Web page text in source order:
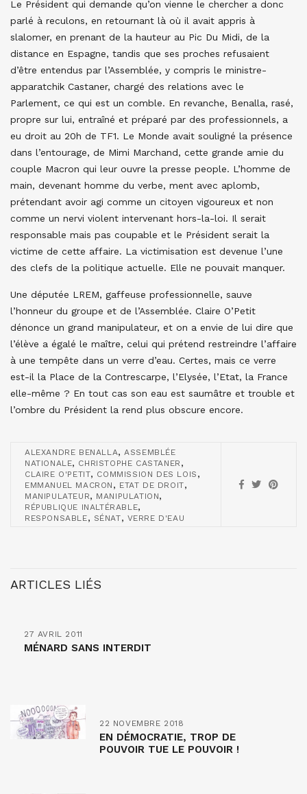
Le Président qui demande qu’on vienne le chercher a donc
parlé à reculons, en retournant là où il avait appris à
slalomer, en prenant de la hauteur au Pic Du Midi, de la
distance en Espagne, tandis que ses proches refusaient
d’être entendus par l’Assemblée, y compris le ministre-
apparatchik Castaner, chargé des relations avec le
Parlement, ce qui est un comble. En revanche, Benalla, rasé,
propre sur lui, entraîné et préparé par des professionnels, a
eu droit au 20h de TF1. Le Monde avait souligné la présence
dans l’entourage, de Mimi Marchand, cette grande amie du
couple Macron qui leur ouvre la presse people. L’homme de
main, devenant homme du verbe, ment avec aplomb,
prétendant avoir agi comme un citoyen vigoureux et non
comme un nervi violent intervenant hors-la-loi. Il serait
responsable mais pas coupable et le Président serait la
victime de cette affaire. La victimisation est devenue l’une
des clefs de la politique actuelle. Elle ne pouvait manquer.
Une députée LREM, gaffeuse professionnelle, sauve
l’honneur du groupe et de l’Assemblée. Claire O’Petit
dénonce un grand manipulateur, et on a envie de lui dire que
l’élève a égalé le maître, celui qui prétend restreindre l’affaire
à une tempête dans un verre d’eau. Certes, mais ce verre
est-il la Place de la Contrescarpe, l’Elysée, l’Etat, la France
elle-même ? En tout cas son eau est saumâtre et trouble et
l’ombre du Président la rend plus obscure encore.
ALEXANDRE BENALLA,ASSEMBLÉE
NATIONALE, CHRISTOPHE CASTANER ,
CLAIRE O'PETIT, COMMISSION DES LOIS ,
EMMANUEL MACRON , ETAT DE DROIT,
MANIPULATEUR, MANIPULATION,
RÉPUBLIQUE INALTÉRABLE,
RESPONSABLE, SÉNAT, VERRE D'EAU
ARTICLES LIÉS
27 AVRIL 2011
MÉNARD SANS INTERDIT
22 NOVEMBRE 2018
EN DÉMOCRATIE, TROP DE
POUVOIR TUE LE POUVOIR !